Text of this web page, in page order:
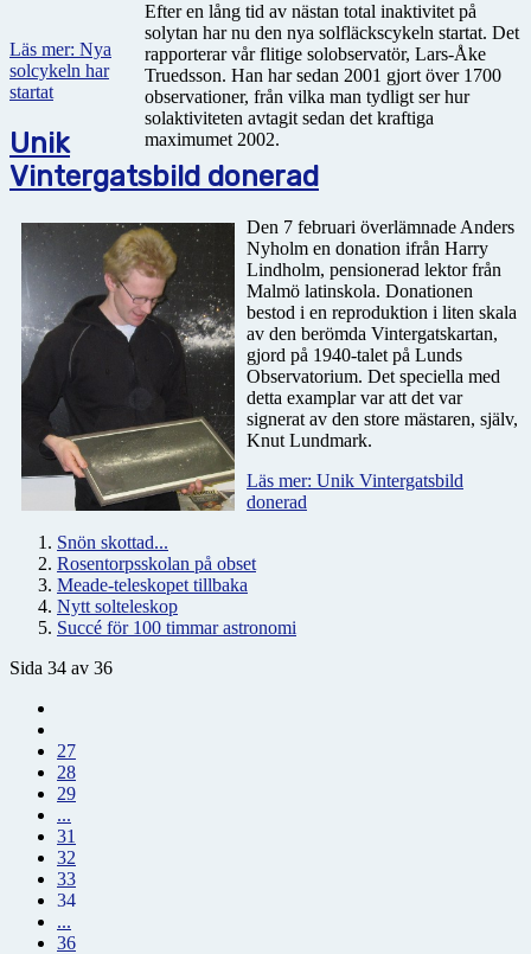
Efter en lång tid av nästan total inaktivitet på
solytan har nu den nya solfläckscykeln startat. Det
rapporterar vår flitige solobservatör, Lars-Åke
Truedsson. Han har sedan 2001 gjort över 1700
observationer, från vilka man tydligt ser hur
solaktiviteten avtagit sedan det kraftiga
maximumet 2002.
Läs mer: Nya
solcykeln har
startat
Unik
Vintergatsbild donerad
Den 7 februari överlämnade Anders
Nyholm en donation ifrån Harry
Lindholm, pensionerad lektor från
Malmö latinskola. Donationen
bestod i en reproduktion i liten skala
av den berömda Vintergatskartan,
gjord på 1940-talet på Lunds
Observatorium. Det speciella med
detta examplar var att det var
signerat av den store mästaren, själv,
Knut Lundmark.
Läs mer: Unik Vintergatsbild
donerad
Snön skottad...
Rosentorpsskolan på obset
Meade-teleskopet tillbaka
Nytt solteleskop
Succé för 100 timmar astronomi
Sida 34 av 36
27
28
29
...
31
32
33
34
...
36